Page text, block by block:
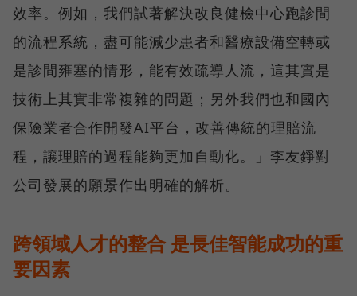
效率。例如，我們試著解決改良健檢中心跑診間
的流程系統，盡可能減少患者和醫療設備空轉或
是診間雍塞的情形，能有效疏導人流，這其實是
技術上其實非常複雜的問題；另外我們也和國內
保險業者合作開發AI平台，改善傳統的理賠流
程，讓理賠的過程能夠更加自動化。」李友錚對
公司發展的願景作出明確的解析。
跨領域人才的整合 是長佳智能成功的重
要因素